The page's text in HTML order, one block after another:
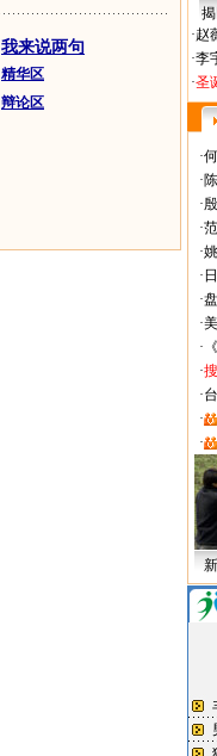
我来说两句
精华区
辩论区
·赵
·李
·圣
·
·
·
·
·
·
·
·
·
·
·
·
·